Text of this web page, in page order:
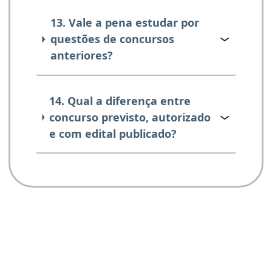
13. Vale a pena estudar por
questões de concursos
anteriores?
14. Qual a diferença entre
concurso previsto, autorizado
e com edital publicado?